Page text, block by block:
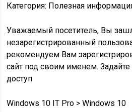
Категория: Полезная
Уважаемый посетитель, Вы
незарегистрированный
рекомендуем Вам
сайт под своим именем.
доступ
Windows 10 IT Pro >Windows 10